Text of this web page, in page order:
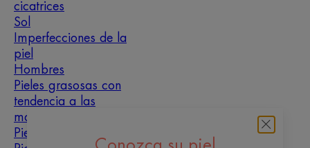
cicatrices
Sol
Imperfecciones de la
piel
Hombres
Pieles grasosas con
tendencia a las
manchas
Pieles mixtas